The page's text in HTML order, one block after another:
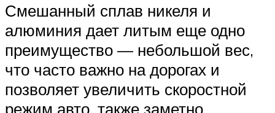
Смешанный сплав никеля и
алюминия дает литым еще одно
преимущество — небольшой вес,
что часто важно на дорогах и
позволяет увеличить скоростной
режим авто, также заметно